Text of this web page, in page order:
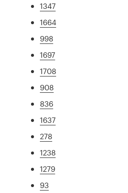
1347
1664
998
1697
1708
908
836
1637
278
1238
1279
93